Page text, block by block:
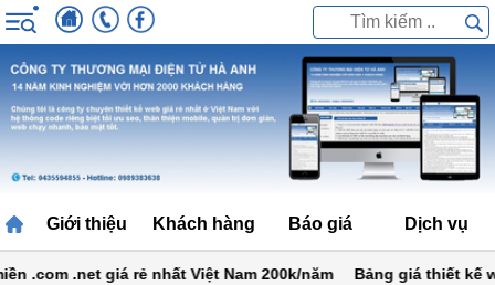
Giới thiệu Khách hàng Báo giá Dịch vụ
.com .net giá rẻ nhất Việt Nam 200k/năm Bảng giá thiết kế